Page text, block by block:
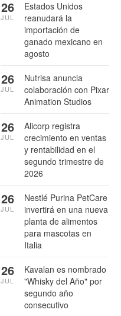
Estados Unidos
reanudará la
importación de
ganado mexicano en
agosto
26
JUL
Nutrisa anuncia
colaboración con Pixar
Animation Studios
26
JUL
Alicorp registra
crecimiento en ventas
y rentabilidad en el
segundo trimestre de
2026
26
JUL
Nestlé Purina PetCare
invertirá en una nueva
planta de alimentos
para mascotas en
Italia
26
JUL
Kavalan es nombrado
"Whisky del Año" por
segundo año
consecutivo
26
JUL